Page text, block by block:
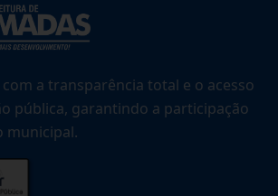
a transparência total e o acesso
pública, garantindo a participação
municipal.